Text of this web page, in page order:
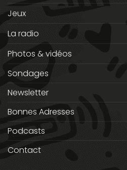
Jeux
La radio
Photos & vidéos
Sondages
Newsletter
Bonnes Adresses
Podcasts
Contact